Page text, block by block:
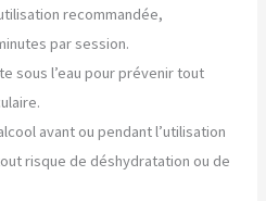
recommandée,
par session.
sous l’eau pour prévenir tout
avant ou pendant l’utilisation
risque de déshydratation ou de